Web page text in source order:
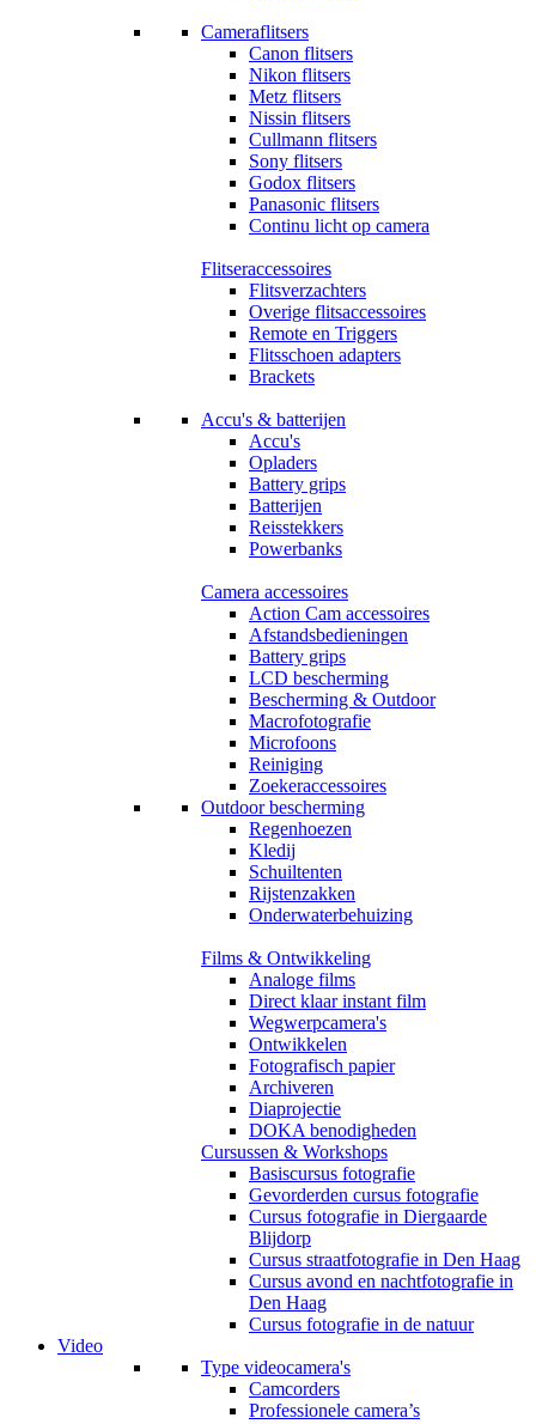
Cameraflitsers
Canon flitsers
Nikon flitsers
Metz flitsers
Nissin flitsers
Cullmann flitsers
Sony flitsers
Godox flitsers
Panasonic flitsers
Continu licht op camera
Flitseraccessoires
Flitsverzachters
Overige flitsaccessoires
Remote en Triggers
Flitsschoen adapters
Brackets
Accu's & batterijen
Accu's
Opladers
Battery grips
Batterijen
Reisstekkers
Powerbanks
Camera accessoires
Action Cam accessoires
Afstandsbedieningen
Battery grips
LCD bescherming
Bescherming & Outdoor
Macrofotografie
Microfoons
Reiniging
Zoekeraccessoires
Outdoor bescherming
Regenhoezen
Kledij
Schuiltenten
Rijstenzakken
Onderwaterbehuizing
Films & Ontwikkeling
Analoge films
Direct klaar instant film
Wegwerpcamera's
Ontwikkelen
Fotografisch papier
Archiveren
Diaprojectie
DOKA benodigheden
Cursussen & Workshops
Basiscursus fotografie
Gevorderden cursus fotografie
Cursus fotografie in Diergaarde
Blijdorp
Cursus straatfotografie in Den Haag
Cursus avond en nachtfotografie in
Den Haag
Cursus fotografie in de natuur
Video
Type videocamera's
Camcorders
Professionele camera’s